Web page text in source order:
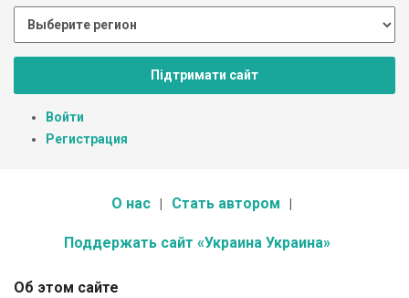
Підтримати сайт
Войти
Регистрация
О нас Стать автором
Поддержать сайт «Украина Украина»
Об этом сайте